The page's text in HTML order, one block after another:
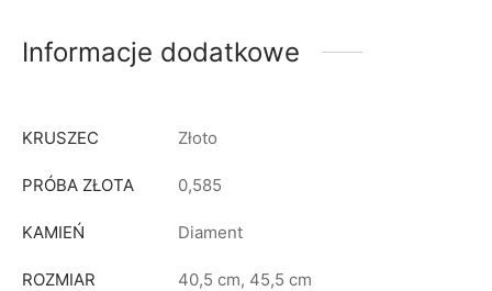
Informacje dodatkowe
KRUSZEC Złoto
PRÓBA ZŁOTA 0,585
KAMIEŃ Diament
ROZMIAR 40,5 cm, 45,5 cm